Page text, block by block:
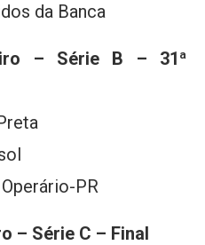
da Banca
– Série B – 31ª
PR
– Série C – Final